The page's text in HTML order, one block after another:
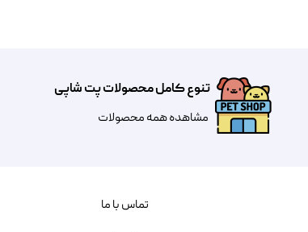
تنوع کامل محصولات پت شاپی
مشاهده همه محصولات
تماس با ما